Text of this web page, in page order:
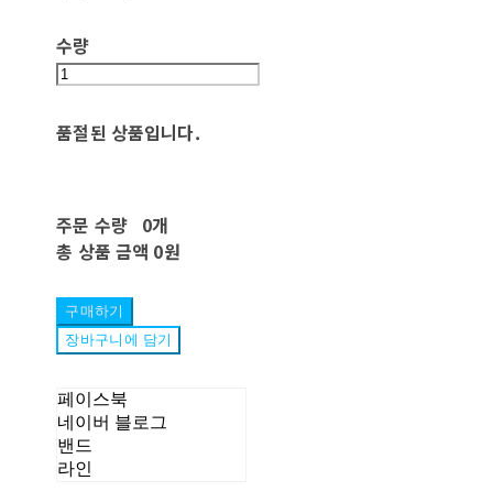
수량
품절된 상품입니다.
주문 수량 0개
총 상품 금액 0원
구매하기
장바구니에 담기
페이스북
네이버 블로그
밴드
라인